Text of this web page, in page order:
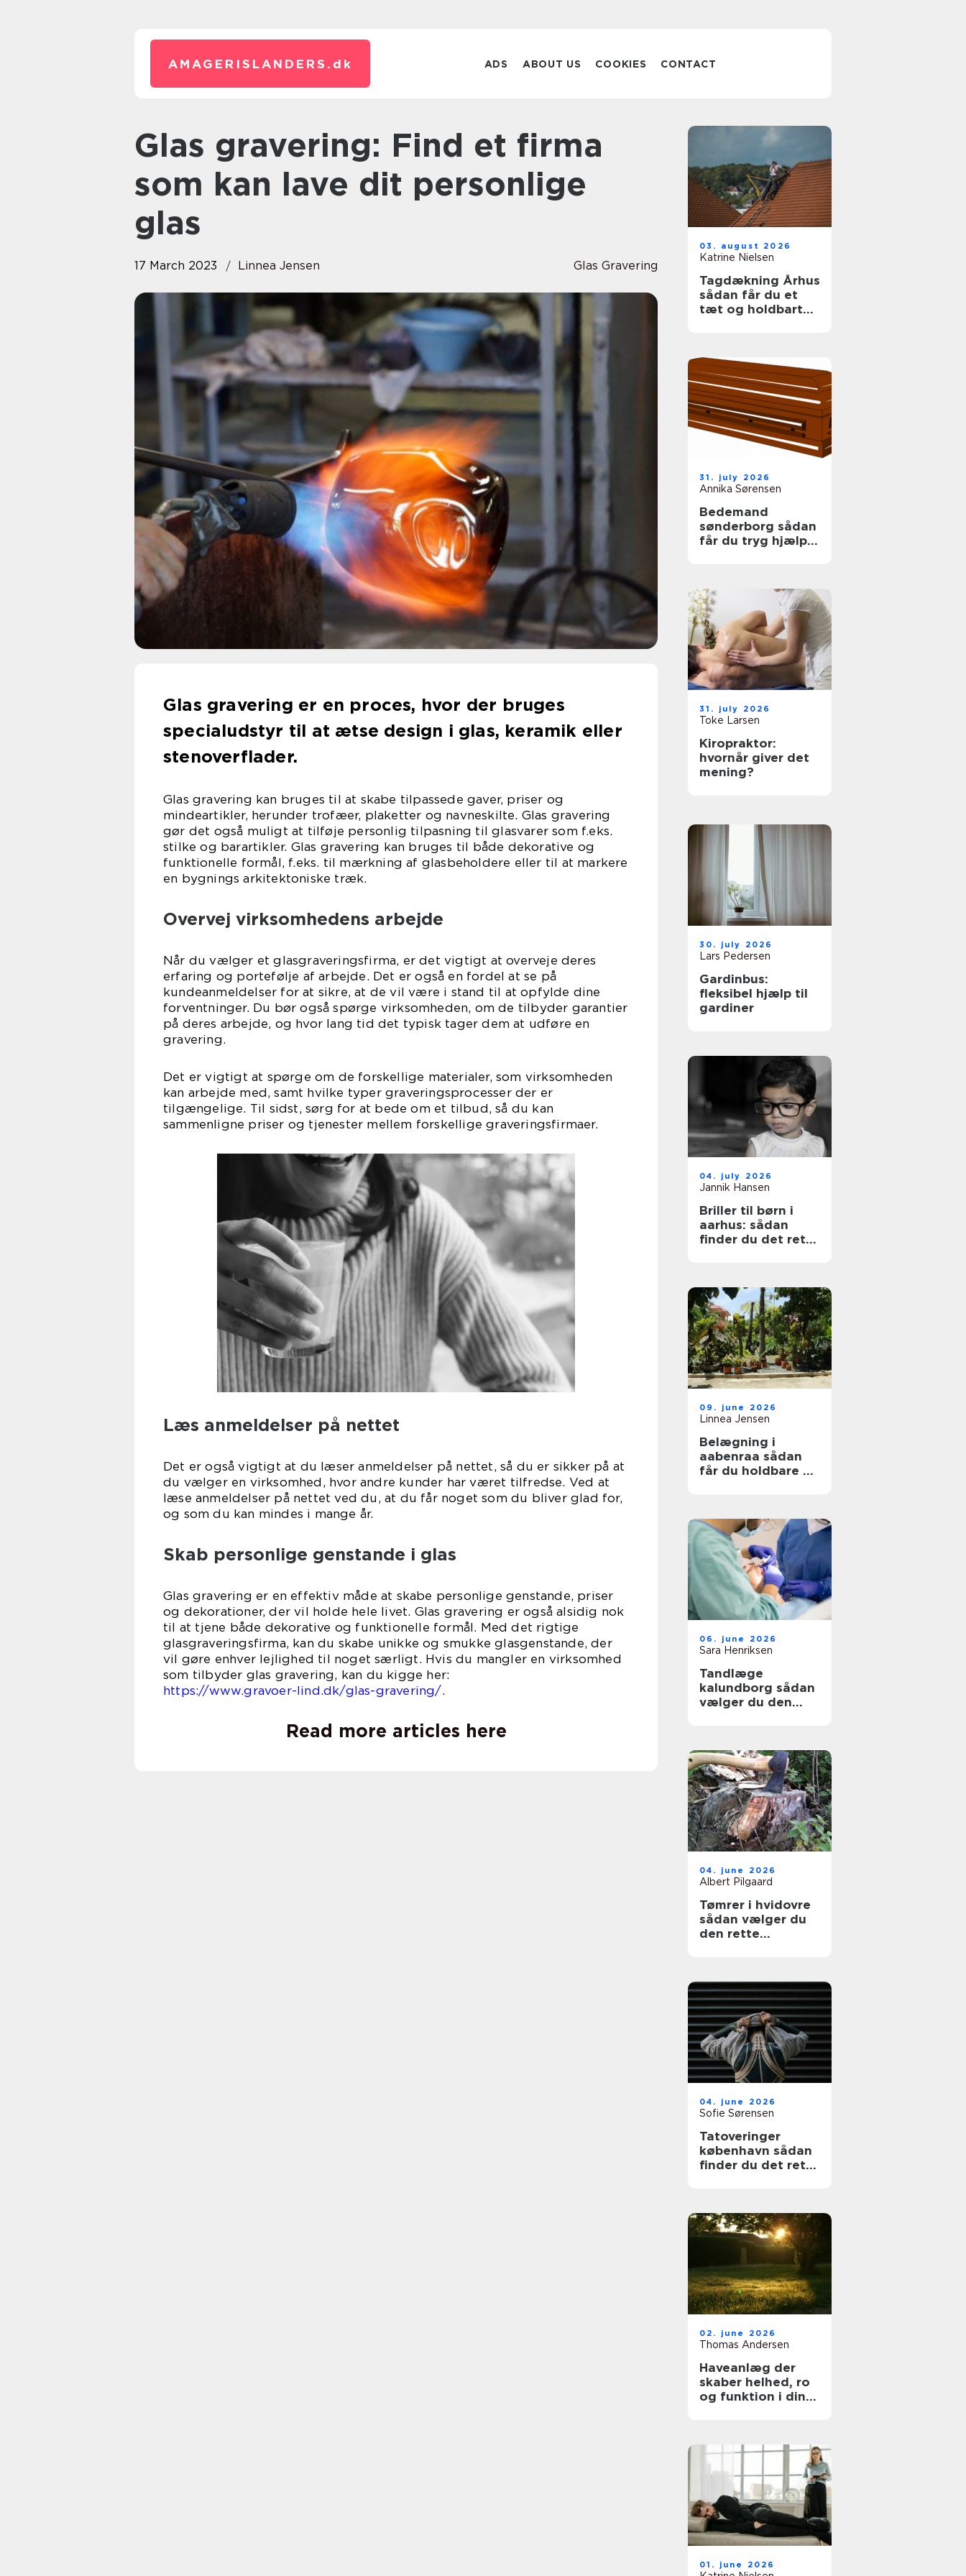
AMAGERISLANDERS. dk ADS ABOUT US COOKIES CONTACT
Glas gravering: Find et firma
som kan lave dit personlige
glas
17 March 2023 Linnea Jensen Glas Gravering
Glas gravering er en proces, hvor der bruges
specialudstyr til at ætse design i glas, keramik eller
stenoverflader.
Glas gravering kan bruges til at skabe tilpassede gaver, priser og
mindeartikler, herunder trofæer, plaketter og navneskilte. Glas gravering
gør det også muligt at tilføje personlig tilpasning til glasvarer som f.eks.
stilke og barartikler. Glas gravering kan bruges til både dekorative og
funktionelle formål, f.eks. til mærkning af glasbeholdere eller til at markere
en bygnings arkitektoniske træk.
Overvej virksomhedens arbejde
Når du vælger et glasgraveringsfirma, er det vigtigt at overveje deres
erfaring og portefølje af arbejde. Det er også en fordel at se på
kundeanmeldelser for at sikre, at de vil være i stand til at opfylde dine
forventninger. Du bør også spørge virksomheden, om de tilbyder garantier
på deres arbejde, og hvor lang tid det typisk tager dem at udføre en
gravering.
Det er vigtigt at spørge om de forskellige materialer, som virksomheden
kan arbejde med, samt hvilke typer graveringsprocesser der er
tilgængelige. Til sidst, sørg for at bede om et tilbud, så du kan
sammenligne priser og tjenester mellem forskellige graveringsfirmaer.
Læs anmeldelser på nettet
Det er også vigtigt at du læser anmeldelser på nettet, så du er sikker på at
du vælger en virksomhed, hvor andre kunder har været tilfredse. Ved at
læse anmeldelser på nettet ved du, at du får noget som du bliver glad for,
og som du kan mindes i mange år.
Skab personlige genstande i glas
Glas gravering er en effektiv måde at skabe personlige genstande, priser
og dekorationer, der vil holde hele livet. Glas gravering er også alsidig nok
til at tjene både dekorative og funktionelle formål. Med det rigtige
glasgraveringsfirma, kan du skabe unikke og smukke glasgenstande, der
vil gøre enhver lejlighed til noget særligt. Hvis du mangler en virksomhed
som tilbyder glas gravering, kan du kigge her:
https://www.gravoer-lind.dk/glas-gravering/.
Read more articles here
03. august 2026
Katrine Nielsen
Tagdækning Århus
sådan får du et
tæt og holdbart
31. july 2026
Annika Sørensen
Bedemand
sønderborg sådan
får du tryg hjælp i
31. july 2026
Toke Larsen
Kiropraktor:
hvornår giver det
mening?
30. july 2026
Lars Pedersen
Gardinbus:
fleksibel hjælp til
gardiner
04. july 2026
Jannik Hansen
Briller til børn i
aarhus: sådan
finder du det rette
09. june 2026
Linnea Jensen
Belægning i
aabenraa sådan
får du holdbare og
06. june 2026
Sara Henriksen
Tandlæge
kalundborg sådan
vælger du den
04. june 2026
Albert Pilgaard
Tømrer i hvidovre
sådan vælger du
den rette
04. june 2026
Sofie Sørensen
Tatoveringer
københavn sådan
finder du det rette
02. june 2026
Thomas Andersen
Haveanlæg der
skaber helhed, ro
og funktion i din
01. june 2026